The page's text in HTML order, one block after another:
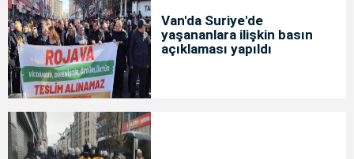
Van'da Suriye'de
yaşananlara ilişkin basın
açıklaması yapıldı